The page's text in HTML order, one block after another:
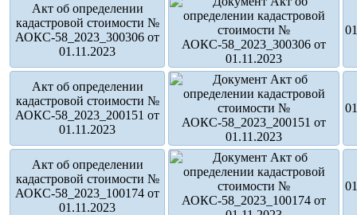
Акт об определении
кадастровой стоимости №
АОКС-58_2023_300306 от
01.11.2023
Акт об определении
кадастровой стоимости №
АОКС-58_2023_200151 от
01.11.2023
Акт об определении
кадастровой стоимости №
АОКС-58_2023_100174 от
01.11.2023